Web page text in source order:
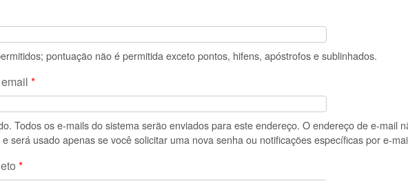
pontuação não é permitida exceto pontos, hifens, apóstrofos e sublinhados.
email*
Todos os e-mails do sistema serão enviados para este endereço. O endereço de e-mail
será usado apenas se você solicitar uma nova senha ou notificações específicas por e-
*